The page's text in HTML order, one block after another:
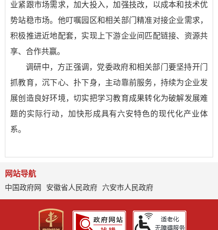
业紧跟市场需求，加大投入，加强技改，以成本和技术优
势站稳市场。他叮嘱园区和相关部门精准对接企业需求，
积极推进近地配套，实现上下游企业间匹配链接、资源共
享、合作共赢。
调研中，方正强调，党委政府和相关部门要坚持开门
抓教育，沉下心、扑下身，主动靠前服务，持续为企业发
展创造良好环境，切实把学习教育成果转化为破解发展难
题的实际行动，加快形成具有六安特色的现代化产业体
系。
网站导航
中国政府网
安徽省人民政府 六安市人民政府